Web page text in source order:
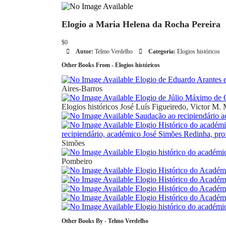
Elogio a Maria Helena da Rocha Pereira
$0
Autor: Telmo Verdelho Categoria: Elogios históricos
Other Books From - Elogios históricos
Elogio de Eduardo Arantes
Aires-Barros
Elogio de Júlio Máximo de
Elogios históricos José Luís Figueiredo, Victor M.
Saudação ao recipiendário
Elogio Histórico do
recipiendário, académico José Simões Redinha,
Simões
Elogio histórico do
Pombeiro
Elogio Histórico do
Elogio Histórico do
Elogio Histórico do
Elogio Histórico do
Elogio histórico do
Other Books By - Telmo Verdelho